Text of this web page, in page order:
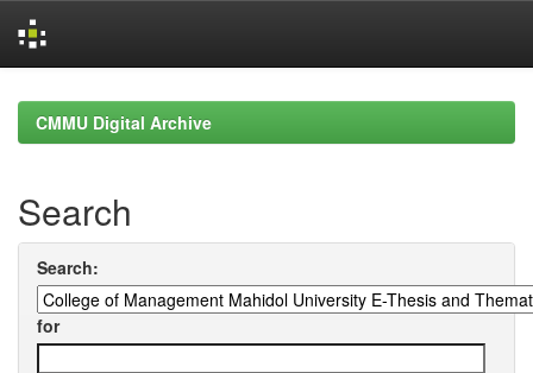
navigationCMMU Digital Archive
Search
Search:
for